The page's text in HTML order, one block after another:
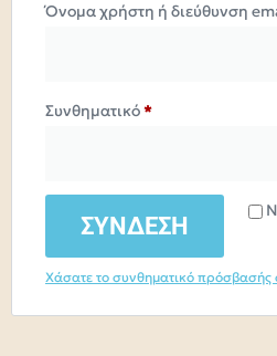
Όνομα χρήστη ή διεύθυνση
Συνθηματικό*
ΣΥΝΔΕΣΗ
Χάσατε το συνθηματικό πρόσβασής